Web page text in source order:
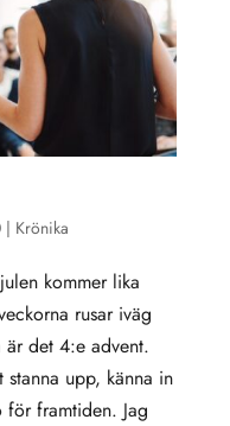
| Krönika
kommer lika
rusar iväg
är det 4:e advent.
upp, känna in
framtiden. Jag